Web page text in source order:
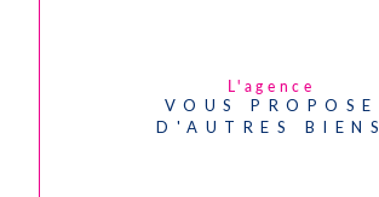
L'agence
VOUS PROPOSE
D'AUTRES BIENS